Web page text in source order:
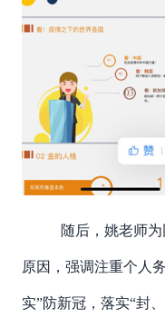
随后，姚老师
原因，强调注重个人
实”防新冠，落实“封